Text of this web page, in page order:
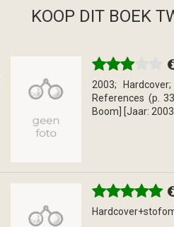
KOOP DIT BOEK
2003;
References (p.
Boom] [Jaar: